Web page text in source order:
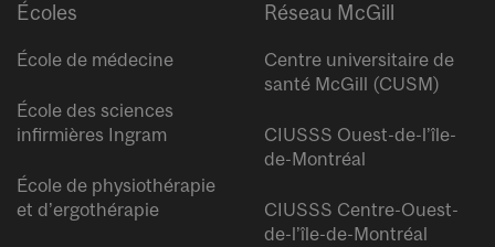
Écoles
École de médecine
École des sciences
infirmières Ingram
École de physiothérapie
et d’ergothérapie
Réseau McGill
Centre universitaire de
santé McGill (CUSM)
CIUSSS Ouest-de-l’île-
de-Montréal
CIUSSS Centre-Ouest-
de-l’île-de-Montréal